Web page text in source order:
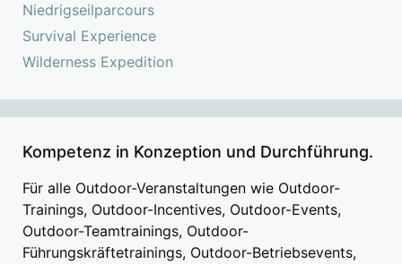
Niedrigseilparcours
Survival Experience
Wilderness Expedition
Kompetenz in Konzeption und Durchführung.
Für alle Outdoor-Veranstaltungen wie Outdoor-
Trainings, Outdoor-Incentives, Outdoor-Events,
Outdoor-Teamtrainings, Outdoor-
Führungskräftetrainings, Outdoor-Betriebsevents,